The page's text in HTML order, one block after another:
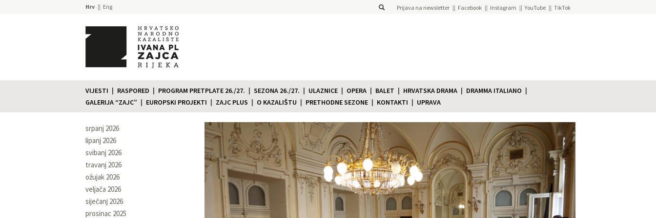
Hrv Eng Prijava na newsletter Facebook Instagram YouTube TikTok
VIJESTI RASPORED PROGRAM PRETPLATE 26./27. SEZONA 26./27. ULAZNICE OPERA BALET HRVATSKA DRAMA
DRAMMA ITALIANO
GALERIJA “ZAJC”
EUROPSKI PROJEKTI ZAJC PLUS O KAZALIŠTU PRETHODNE SEZONE KONTAKTI UPRAVA
srpanj 2026
lipanj 2026
svibanj 2026
travanj 2026
ožujak 2026
veljača 2026
siječanj 2026
prosinac 2025